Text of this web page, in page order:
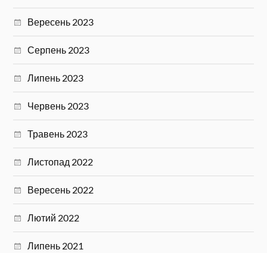
Вересень 2023
Серпень 2023
Липень 2023
Червень 2023
Травень 2023
Листопад 2022
Вересень 2022
Лютий 2022
Липень 2021